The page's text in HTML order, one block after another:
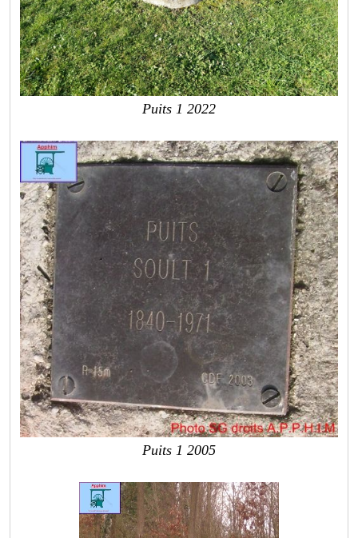
Puits 1 2022
Puits 1 2005